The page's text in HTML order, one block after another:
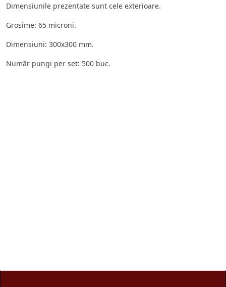
Dimensiunile prezentate sunt cele exterioare.
Grosime: 65 microni.
Dimensiuni: 300x300 mm.
Numãr pungi per set: 500 buc.